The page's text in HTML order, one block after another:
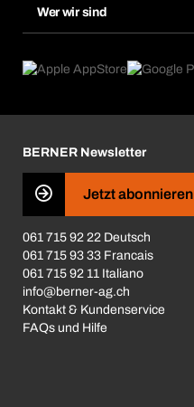
Dauerauftrag
Gefahrenstoffdatenbank
eProcurement
Produktfinder
Wer wir sind
Was uns antreibt
Business Conduct
BERNER Newsletter
Jetzt abonnieren
061 715 92 22 Deutsch
061 715 93 33 Francais
061 715 92 11 Italiano
info@berner-ag.ch
Kontakt & Kundenservice
FAQs und Hilfe